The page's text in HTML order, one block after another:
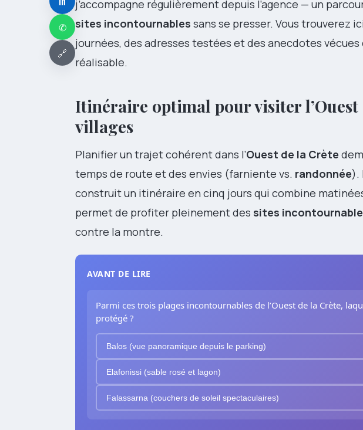
✆
🔗
j’accompagne régulièrement depuis l’agence — un
sites incontournables sans se presser. Vous trouverez
journées, des adresses testées et des anecdotes vécues
réalisable.
Itinéraire optimal pour visiter l’Ouest
villages
Planifier un trajet cohérent dans l’Ouest de la Crète
temps de route et des envies (farniente vs. randonnée).
construit un itinéraire en cinq jours qui combine
permet de profiter pleinement des sites
contre la montre.
AVANT DE LIRE
Parmi ces trois plages incontournables de l’Ouest de la Crète,
protégé ?
Balos (vue panoramique depuis le parking)
Elafonissi (sable rosé et lagon)
Falassarna (couchers de soleil spectaculaires)